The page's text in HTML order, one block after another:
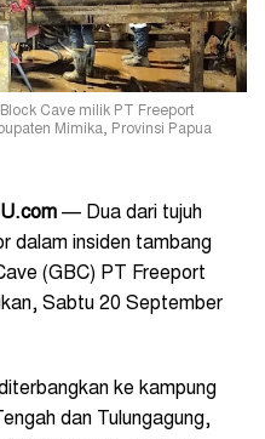
Cave milik PT Freeport
Mimika, Provinsi Papua
— Dua dari tujuh
dalam insiden tambang
(GBC) PT Freeport
Sabtu 20 September
ke kampung
dan Tulungagung,